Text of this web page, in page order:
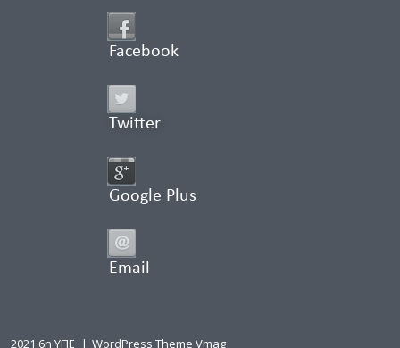
Facebook
Twitter
Google Plus
Email
2021 6η ΥΠΕ | WordPress Theme Vmag